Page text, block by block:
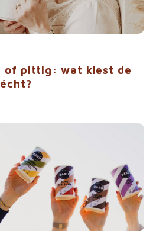
of pittig: wat kiest de